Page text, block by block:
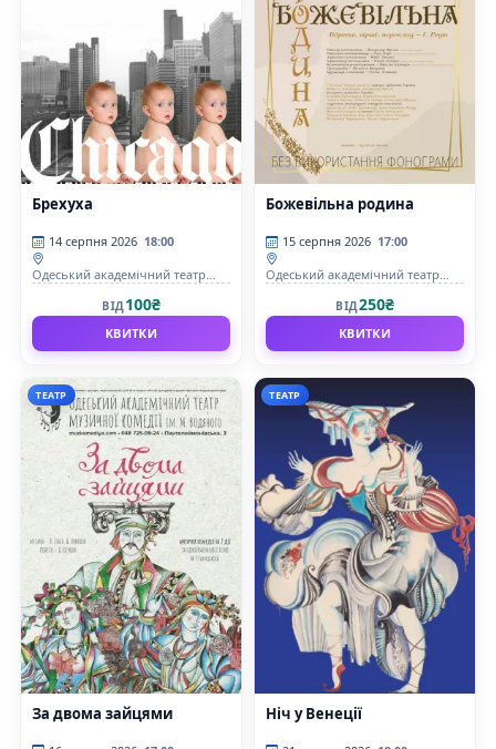
Брехуха
14 серпня 2026 18:00
Одеський академічний театр
ВІД100₴
КВИТКИ
Божевільна родина
15 серпня 2026 17:00
Одеський академічний театр
ВІД250₴
КВИТКИ
ТЕАТР
За двома зайцями
ТЕАТР
Ніч у Венеції